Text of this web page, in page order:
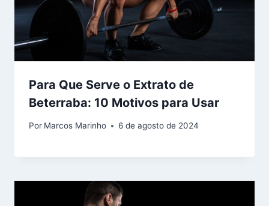
Para Que Serve o Extrato de
Beterraba: 10 Motivos para Usar
Por Marcos Marinho 6 de agosto de 2024